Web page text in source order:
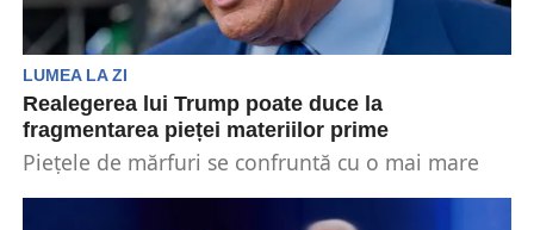
LUMEA LA ZI
Realegerea lui Trump poate duce la
fragmentarea pieței materiilor prime
Piețele de mărfuri se confruntă cu o mai mare